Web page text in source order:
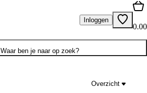
Inloggen
0.00
Waar ben je naar op zoek?
Overzicht